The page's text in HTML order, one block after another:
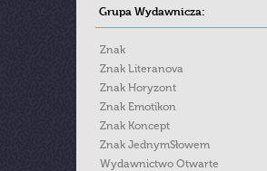
Grupa Wydawnicza:
Znak
Znak Literanova
Znak Horyzont
Znak Emotikon
Znak Koncept
Znak JednymSłowem
Wydawnictwo Otwarte